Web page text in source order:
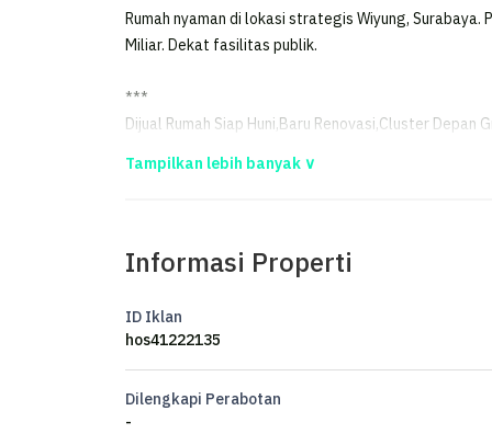
Rumah nyaman di lokasi strategis Wiyung, Surabaya.
Miliar. Dekat fasilitas publik.
***
Dijual Rumah Siap Huni,Baru Renovasi,Cluster Depan
DIJUAL - Rumah Renovasi Baru, Siap Huni
Hunian nyaman dengan tampilan baru, siap
jalan lebar, cocok untuk keluarga yang menginginkan
Informasi Properti
ID Iklan
hos41222135
Dilengkapi Perabotan
-